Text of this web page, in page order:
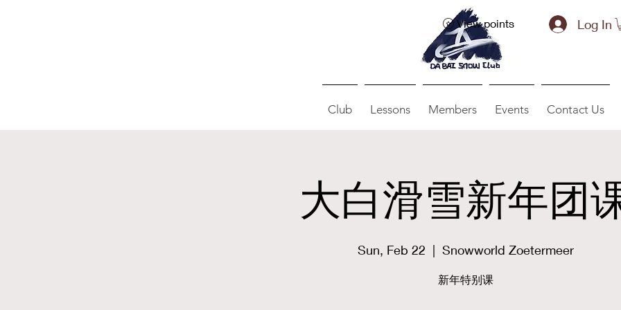
View points Log In
Club Lessons Members Events Contact Us
大白滑雪新年团
Sun, Feb 22
  |
Snowworld Zoetermeer
新年特别课